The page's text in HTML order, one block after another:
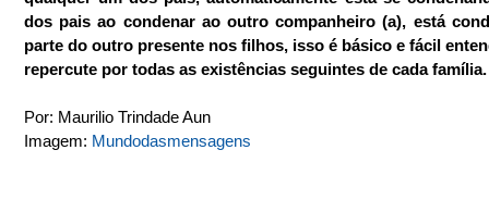
dos pais ao condenar ao outro companheiro (a), está
parte do outro presente nos filhos, isso é básico e fácil
repercute por todas as existências seguintes de cada família.
Por: Maurilio Trindade Aun
Imagem: Mundodasmensagens